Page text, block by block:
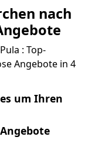
nach
: Top-
Angebote in 4
um Ihren